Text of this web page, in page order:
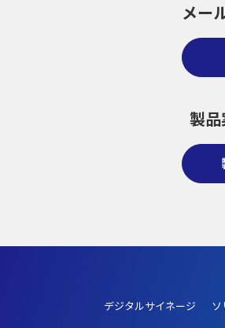
メー
製
デジタルサイネージ ソ